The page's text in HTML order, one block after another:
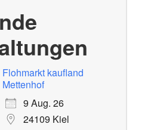
Flohmarkt kaufland
Mettenhof
9 Aug. 26
24109 Kiel